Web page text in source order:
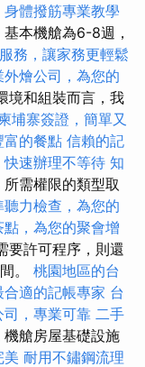
身體撥筋專業教學
基本機艙為6-8週，
務，讓家務更輕鬆
外燴公司，為您的
境和組裝而言，我
埔寨簽證，簡單又
富的餐點 信賴的記
速辦理不等待 知
所需權限的類型取
聽力檢查，為您的
，為您的聚會增
要許可程序，則還
。 桃園地區的台
適的記帳專家 台
，專業可靠 二手
機艙房屋基礎設施
美 耐用不鏽鋼流理